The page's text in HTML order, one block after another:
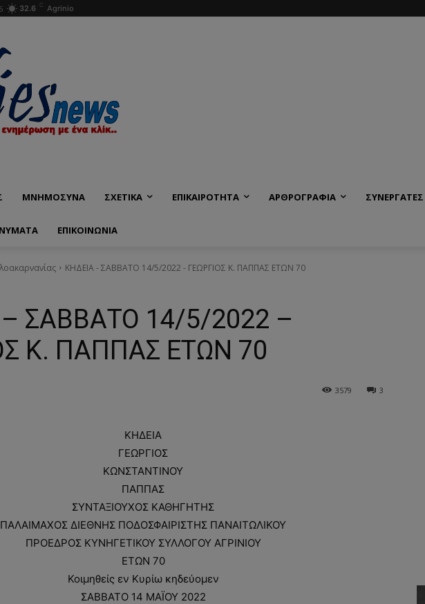
32.6 C Agrinio
ΜΝΗΜΟΣΥΝΑ ΣΧΕΤΙΚΑ ΕΠΙΚΑΙΡΟΤΗΤΑ ΑΡΘΡΟΓΡΑΦΙΑ ΣΥΝΕΡΓΑΤΕΣ
ΕΠΙΚΟΙΝΩΝΊΑ
ΚΗΔΕΙΑ - ΣΑΒΒΑΤΟ 14/5/2022 - ΓΕΩΡΓΙΟΣ Κ. ΠΑΠΠΑΣ ΕΤΩΝ 70
ΣΑΒΒΑΤΟ 14/5/2022 –
Κ. ΠΑΠΠΑΣ ΕΤΩΝ 70
3
3579
ΚΗΔΕΙΑ
ΓΕΩΡΓΙΟΣ
ΚΩΝΣΤΑΝΤΙΝΟΥ
ΠΑΠΠΑΣ
ΣΥΝΤΑΞΙΟΥΧΟΣ ΚΑΘΗΓΗΤΗΣ
ΠΑΛΑΙΜΑΧΟΣ ΔΙΕΘΝΗΣ ΠΟΔΟΣΦΑΙΡΙΣΤΗΣ ΠΑΝΑΙΤΩΛΙΚΟΥ
ΠΡΟΕΔΡΟΣ ΚΥΝΗΓΕΤΙΚΟΥ ΣΥΛΛΟΓΟΥ ΑΓΡΙΝΙΟΥ
ΕΤΩΝ 70
Κοιμηθείς εν Κυρίω κηδεύομεν
ΣΑΒΒΑΤΟ 14 ΜΑΪΟΥ 2022